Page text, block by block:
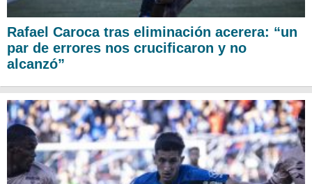
Rafael Caroca tras eliminación acerera: “un
par de errores nos crucificaron y no
alcanzó”